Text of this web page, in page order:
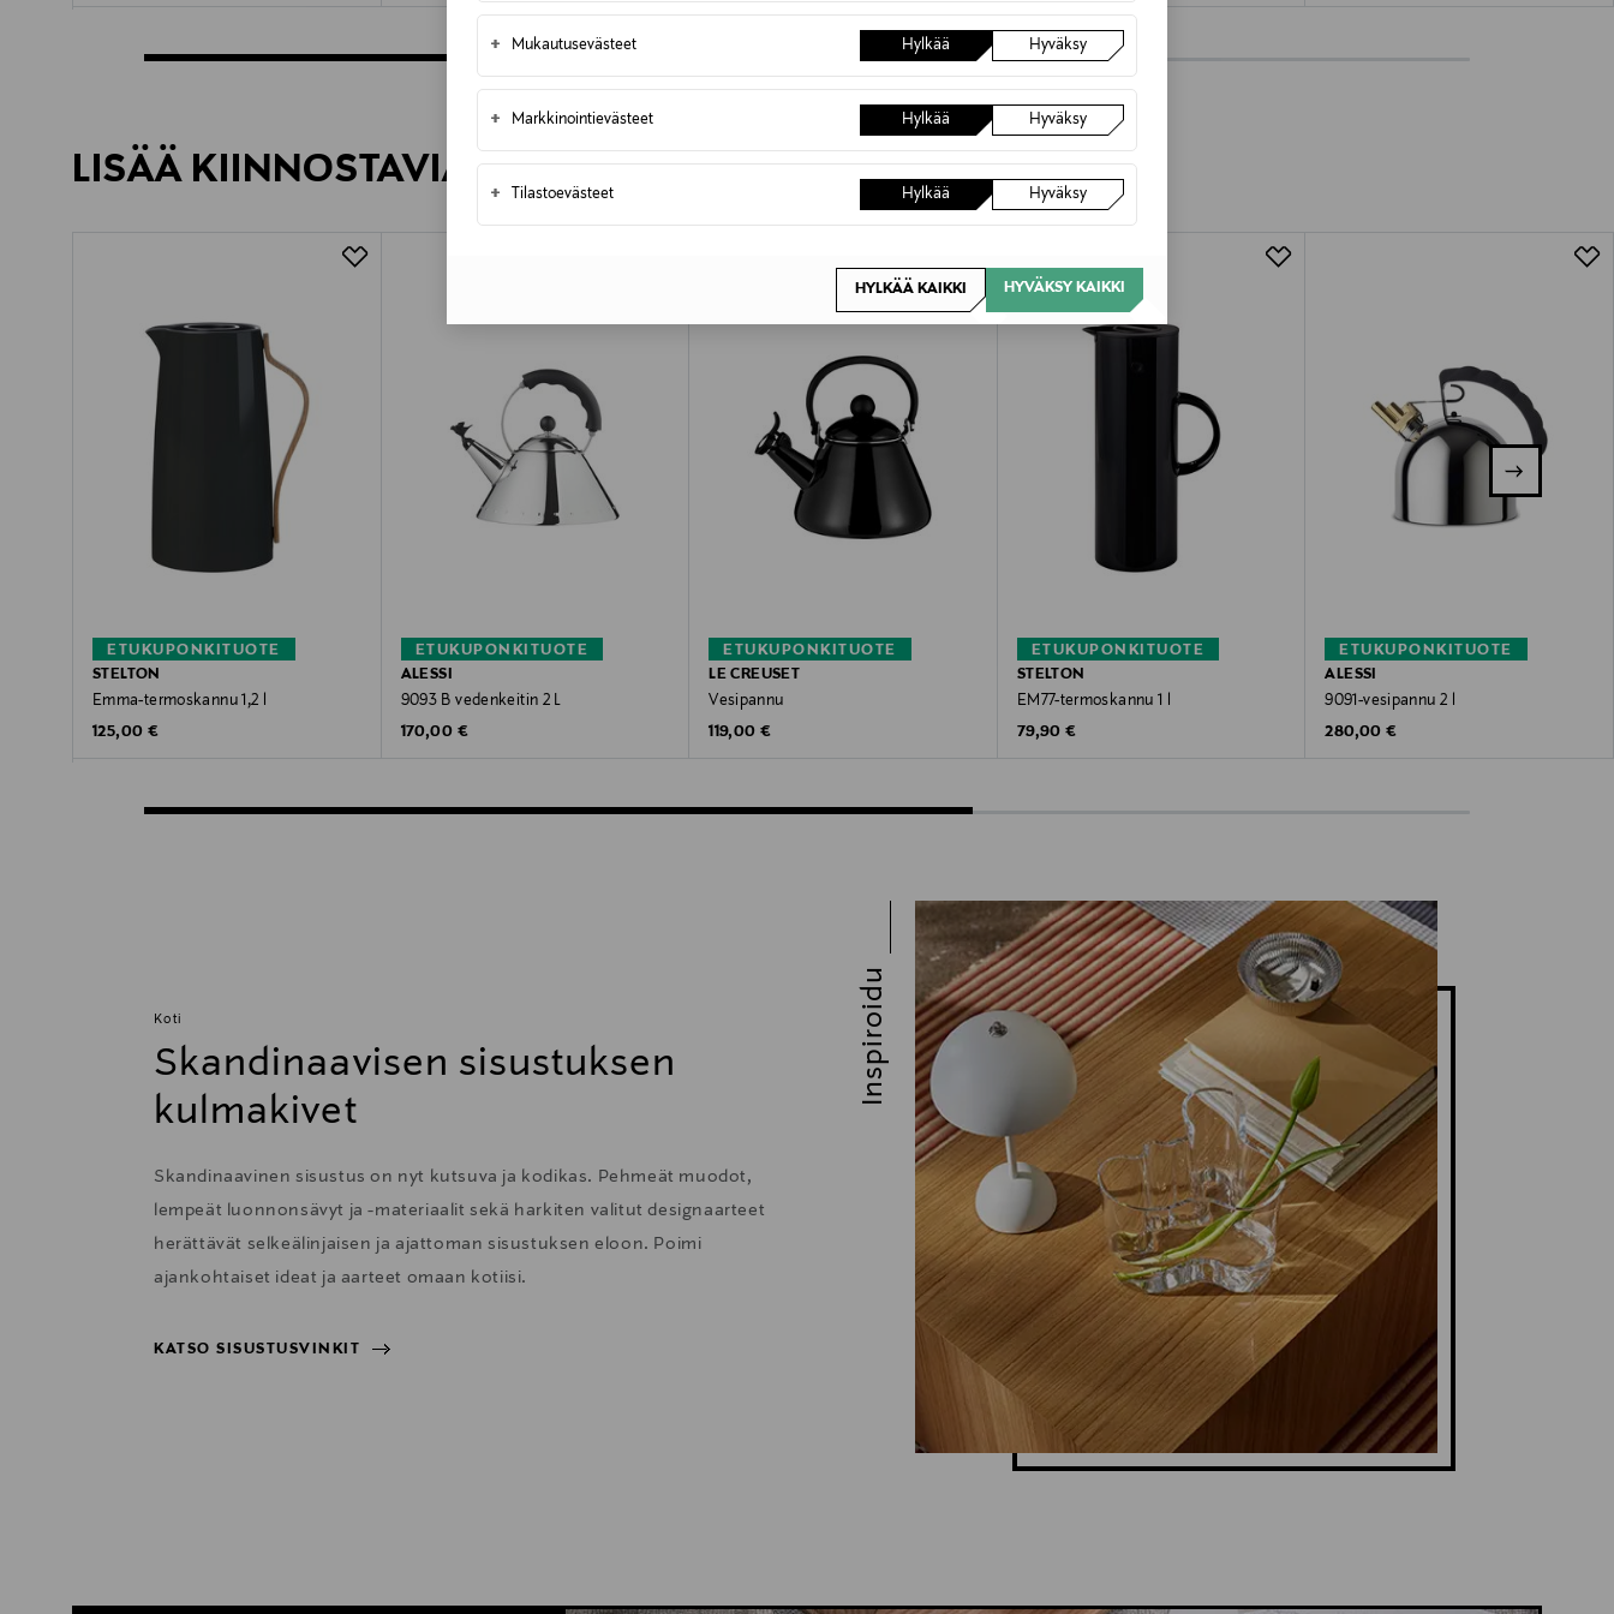
+ Mukautusevästeet Hylkää Hyväksy
+ Markkinointievästeet Hylkää Hyväksy
+ Tilastoevästeet Hylkää Hyväksy
HYLKÄÄ KAIKKI HYVÄKSY KAIKKI
LISÄÄ KIINNOSTAVIA TUOTTEITA
ETUKUPONKITUOTE
STELTON
Emma-termoskannu 1,2 l
Original Price
125,00 €
ETUKUPONKITUOTE
ALESSI
9093 B vedenkeitin 2 L
Original Price
170,00 €
ETUKUPONKITUOTE
LE CREUSET
Vesipannu
Original Price
119,00 €
ETUKUPONKITUOTE
STELTON
EM77-termoskannu 1 l
Original Price
79,90 €
ETUKUPONKITUOTE
ALESSI
9091-vesipannu 2 l
Original Price
280,00 €
Koti
Skandinaavisen sisustuksen
kulmakivet
Skandinaavinen sisustus on nyt kutsuva ja kodikas. Pehmeät muodot,
lempeät luonnonsävyt ja -materiaalit sekä harkiten valitut designaarteet
herättävät selkeälinjaisen ja ajattoman sisustuksen eloon. Poimi
ajankohtaiset ideat ja aarteet omaan kotiisi.
KATSO SISUSTUSVINKIT
Inspiroidu